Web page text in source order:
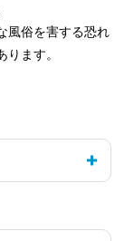
風俗を害する恐れ
ます。